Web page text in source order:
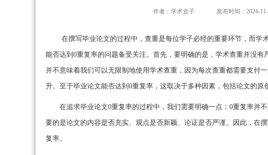
作者：学术盒子 发布时间：2024-
在撰写毕业论文的过程中，查重是每位学子必经的重要环节，而
能否达到0重复率的问题备受关注。首先，要明确的是，学术查重并没
并不意味着我们可以无限制地使用学术查重，因为每次查重都需要支付
升。至于毕业论文能否达到0重复率，这取决于多种因素，包括论文的原
在追求毕业论文0重复率的过程中，我们需要明确一点：0重复率并
要的是论文的内容是否充实、观点是否新颖、论证是否严谨。因此，在
复率。